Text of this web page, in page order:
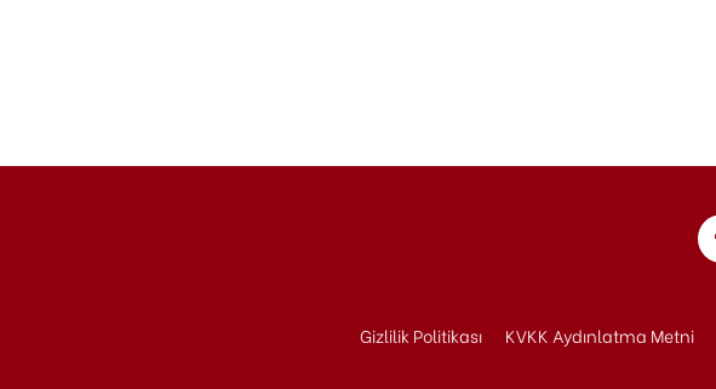
Gizlilik Politikası KVKK Aydınlatma Metni